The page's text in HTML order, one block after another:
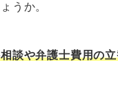
うか。
談や弁護士費用の